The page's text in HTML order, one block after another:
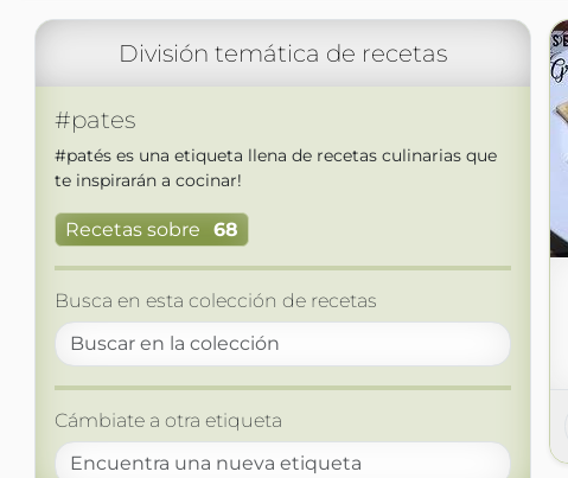
División temática de recetas
#pates
#patés es una etiqueta llena de recetas culinarias que
te inspirarán a cocinar!
Recetas sobre 68
Busca en esta colección de recetas
Cámbiate a otra etiqueta